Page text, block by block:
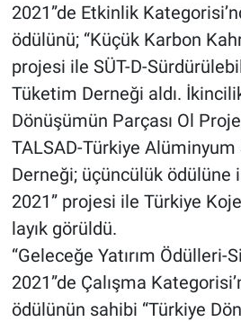
2021”de Etkinlik
ödülünü; “Küçük Karbon
projesi ile SÜT-D-
Tüketim Derneği aldı.
Dönüşümün Parçası Ol Proje
TALSAD-Türkiye
Derneği; üçüncülük ödülüne
2021” projesi ile Türkiye
layık görüldü.
“Geleceğe Yatırım Ödülleri-
2021”de Çalışma
ödülünün sahibi “Türkiye